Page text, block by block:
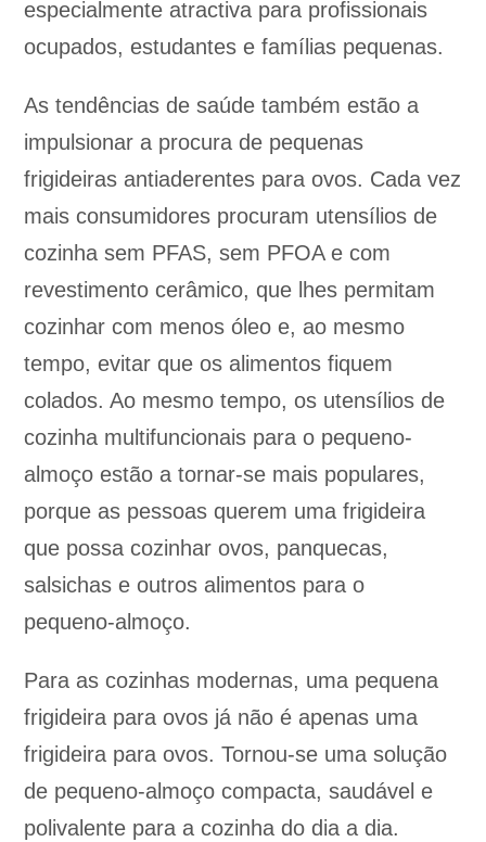
especialmente atractiva para profissionais
ocupados, estudantes e famílias pequenas.
As tendências de saúde também estão a
impulsionar a procura de pequenas
frigideiras antiaderentes para ovos. Cada vez
mais consumidores procuram utensílios de
cozinha sem PFAS, sem PFOA e com
revestimento cerâmico, que lhes permitam
cozinhar com menos óleo e, ao mesmo
tempo, evitar que os alimentos fiquem
colados. Ao mesmo tempo, os utensílios de
cozinha multifuncionais para o pequeno-
almoço estão a tornar-se mais populares,
porque as pessoas querem uma frigideira
que possa cozinhar ovos, panquecas,
salsichas e outros alimentos para o
pequeno-almoço.
Para as cozinhas modernas, uma pequena
frigideira para ovos já não é apenas uma
frigideira para ovos. Tornou-se uma solução
de pequeno-almoço compacta, saudável e
polivalente para a cozinha do dia a dia.